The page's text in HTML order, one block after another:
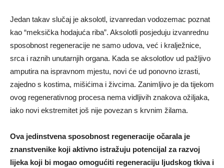
Jedan takav slučaj je aksolotl, izvanredan vodozemac poznat
kao “meksička hodajuća riba”. Aksolotli posjeduju izvanrednu
sposobnost regeneracije ne samo udova, već i kralježnice,
srca i raznih unutarnjih organa. Kada se aksolotlov ud pažljivo
amputira na ispravnom mjestu, novi će ud ponovno izrasti,
zajedno s kostima, mišićima i živcima. Zanimljivo je da tijekom
ovog regenerativnog procesa nema vidljivih znakova ožiljaka,
iako novi ekstremitet još nije povezan s krvnim žilama.
Ova jedinstvena sposobnost regeneracije očarala je
znanstvenike koji aktivno istražuju potencijal za razvoj
lijeka koji bi mogao omogućiti regeneraciju ljudskog tkiva i